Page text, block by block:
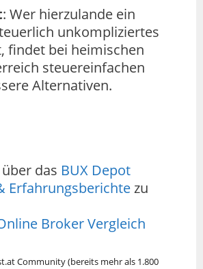
: Wer hierzulande ein
unkompliziertes
findet bei heimischen
steuereinfachen
Alternativen.
das BUX Depot
Erfahrungsberichtezu
Broker Vergleich
Community (bereits mehr als 1.800